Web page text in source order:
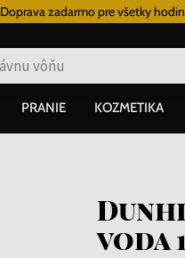
Doprava zadarmo pre všetky
PRANIE KOZMETIKA
voda